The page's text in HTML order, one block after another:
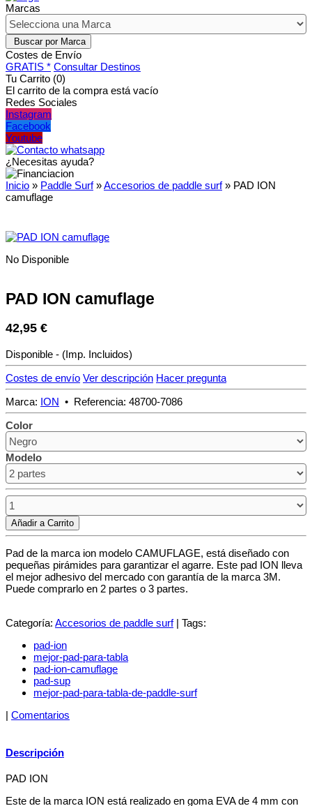
Marcas
Costes de Envío
GRATIS * Consultar Destinos
Tu Carrito (0)
El carrito de la compra está vacío
Redes Sociales
Instagram
Facebook
Youtube
¿Necesitas ayuda?
Inicio » Paddle Surf»Accesorios de paddle surf» PAD ION
camuflage
No Disponible
PAD ION camuflage
42,95 €
Disponible - (Imp. Incluidos)
Costes de envío Ver descripción Hacer pregunta
Marca: ION • Referencia: 48700-7086
Color
Modelo
Añadir a Carrito
Pad de la marca ion modelo CAMUFLAGE, está diseñado con
pequeñas pirámides para garantizar el agarre. Este pad ION lleva
el mejor adhesivo del mercado con garantía de la marca 3M.
Puede comprarlo en 2 partes o 3 partes.
Categoría: Accesorios de paddle surf| Tags:
pad-ion
mejor-pad-para-tabla
pad-ion-camuflage
pad-sup
mejor-pad-para-tabla-de-paddle-surf
| Comentarios
Descripción
PAD ION
Este de la marca ION está realizado en goma EVA de 4 mm con